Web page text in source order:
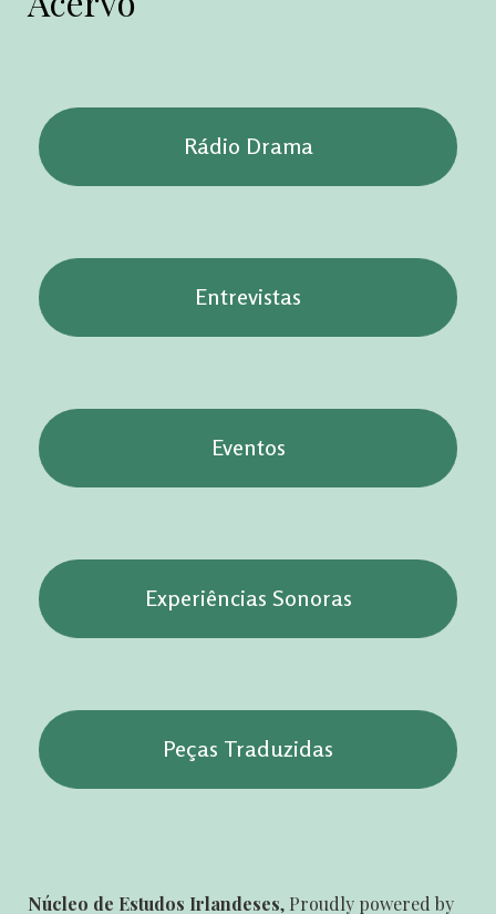
Rádio Drama
Entrevistas
Eventos
Experiências Sonoras
Peças Traduzidas
Núcleo de Estudos Irlandeses, Proudly powered by